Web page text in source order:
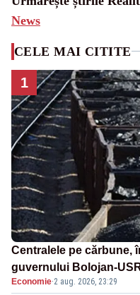
News
CELE MAI CITITE
1
Centralele pe cărbune,
guvernului Bolojan-
Economie·2 aug. 2026, 23:29